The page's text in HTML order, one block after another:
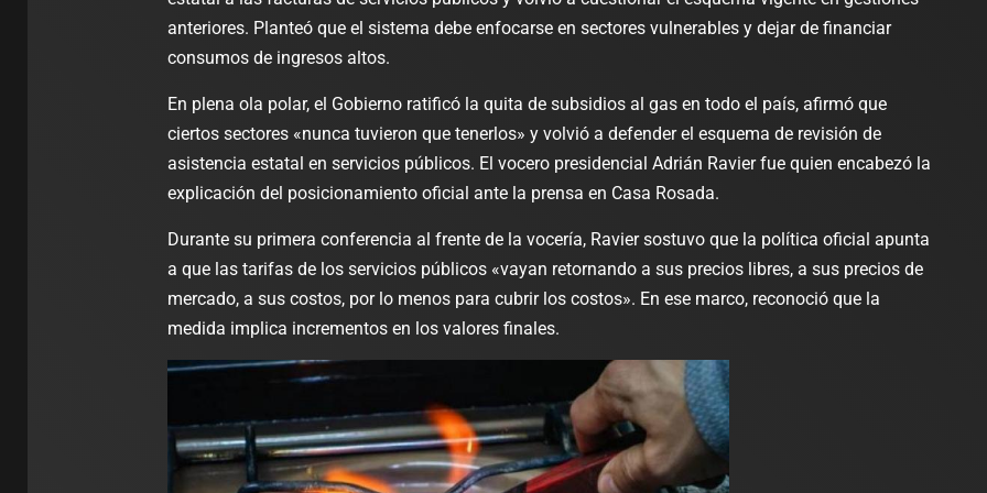
anteriores. Planteó que el sistema debe enfocarse en sectores vulnerables y dejar de financiar
consumos de ingresos altos.
En plena ola polar, el Gobierno ratificó la quita de subsidios al gas en todo el país, afirmó que
ciertos sectores «nunca tuvieron que tenerlos» y volvió a defender el esquema de revisión de
asistencia estatal en servicios públicos. El vocero presidencial Adrián Ravier fue quien encabezó la
explicación del posicionamiento oficial ante la prensa en Casa Rosada.
Durante su primera conferencia al frente de la vocería, Ravier sostuvo que la política oficial apunta
a que las tarifas de los servicios públicos «vayan retornando a sus precios libres, a sus precios de
mercado, a sus costos, por lo menos para cubrir los costos». En ese marco, reconoció que la
medida implica incrementos en los valores finales.
Legislativo
Notas Destacadas
polìtica
proponen un
programa de
empleo para
mayores de
40 años y el
rechazó su
tratamiento
inmediato
y
asuman
costos
sistema